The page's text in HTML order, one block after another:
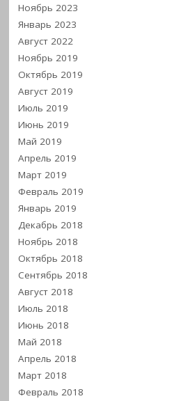
Ноябрь 2023
Январь 2023
Август 2022
Ноябрь 2019
Октябрь 2019
Август 2019
Июль 2019
Июнь 2019
Май 2019
Апрель 2019
Март 2019
Февраль 2019
Январь 2019
Декабрь 2018
Ноябрь 2018
Октябрь 2018
Сентябрь 2018
Август 2018
Июль 2018
Июнь 2018
Май 2018
Апрель 2018
Март 2018
Февраль 2018